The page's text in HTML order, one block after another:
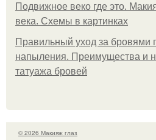
Подвижное веко где это.
века. Схемы в картинках
Правильный уход за бровями
напыления. Преимущества и
татуажа бровей
© 2026 Макияж глаз